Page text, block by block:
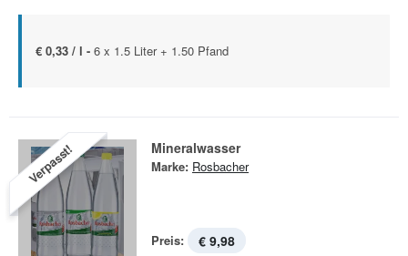
€ 0,33 / l - 6 x 1.5 Liter + 1.50 Pfand
Verpasst! Mineralwasser
Marke: Rosbacher
Preis: € 9,98